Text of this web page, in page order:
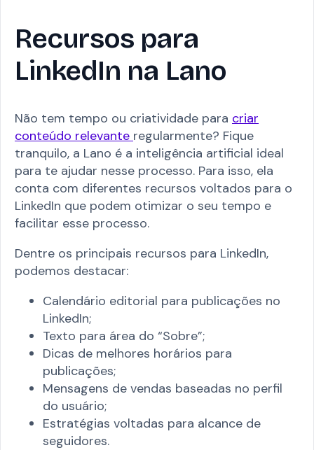
Recursos para
LinkedIn na Lano
Não tem tempo ou criatividade para criar
conteúdo relevante regularmente? Fique
tranquilo, a Lano é a inteligência artificial ideal
para te ajudar nesse processo. Para isso, ela
conta com diferentes recursos voltados para o
LinkedIn que podem otimizar o seu tempo e
facilitar esse processo.
Dentre os principais recursos para LinkedIn,
podemos destacar:
Calendário editorial para publicações no
LinkedIn;
Texto para área do “Sobre”;
Dicas de melhores horários para
publicações;
Mensagens de vendas baseadas no perfil
do usuário;
Estratégias voltadas para alcance de
seguidores.